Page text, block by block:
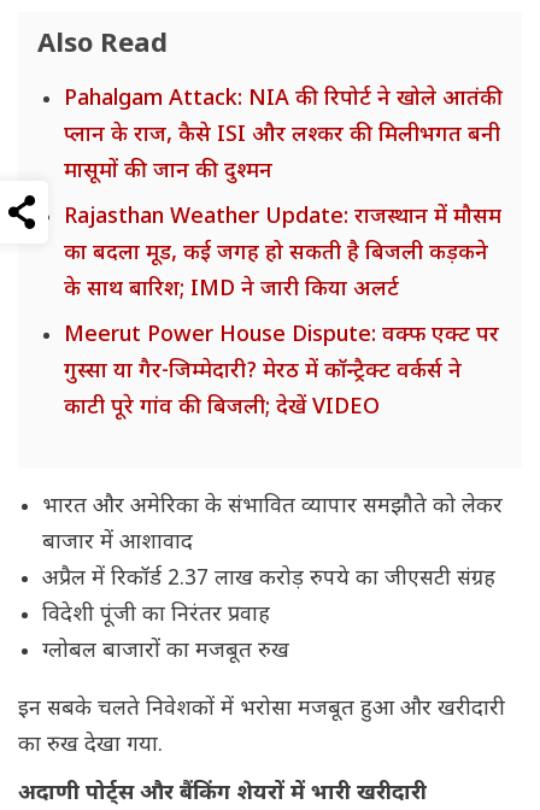
Also Read
Pahalgam Attack: NIA की रिपोर्ट ने खोले आतंकी
प्लान के राज, कैसे ISI और लश्कर की मिलीभगत बनी
मासूमों की जान की दुश्मन
Rajasthan Weather Update: राजस्थान में मौसम
का बदला मूड, कई जगह हो सकती है बिजली कड़कने
के साथ बारिश; IMD ने जारी किया अलर्ट
Meerut Power House Dispute: वक्फ एक्ट पर
गुस्सा या गैर-जिम्मेदारी? मेरठ में कॉन्ट्रैक्ट वर्कर्स ने
काटी पूरे गांव की बिजली; देखें VIDEO
भारत और अमेरिका के संभावित व्यापार समझौते को लेकर
बाजार में आशावाद
अप्रैल में रिकॉर्ड 2.37 लाख करोड़ रुपये का जीएसटी संग्रह
विदेशी पूंजी का निरंतर प्रवाह
ग्लोबल बाजारों का मजबूत रुख
इन सबके चलते निवेशकों में भरोसा मजबूत हुआ और खरीदारी
का रुख देखा गया.
अदाणी पोर्ट्स और बैंकिंग शेयरों में भारी खरीदारी